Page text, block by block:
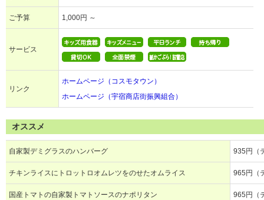
ご予算 1,000円 ～
サービス
リンク
ホームページ（コスモタウン）
ホームページ（宇宿商店街振興組合）
オススメ
自家製デミグラスのハンバーグ 935円（
チキンライスにトロットロオムレツをのせたオムライス 965円（
国産トマトの自家製トマトソースのナポリタン 965円（